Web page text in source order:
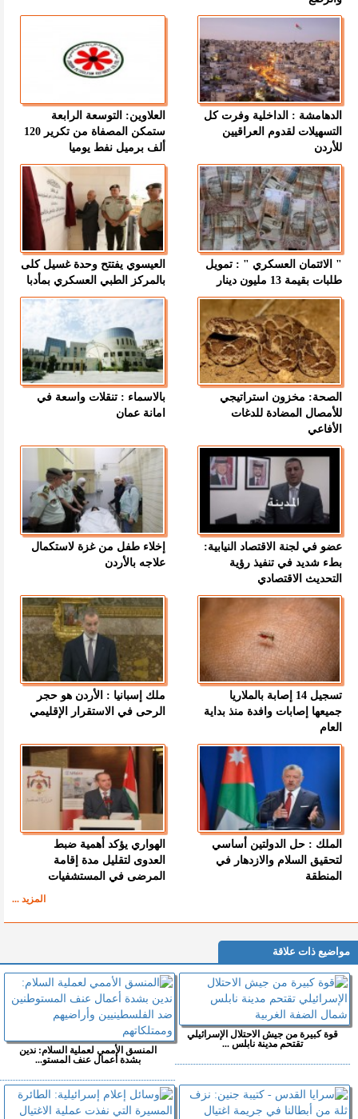
الدهامشة : الداخلية وفرت كل
التسهيلات لقدوم العراقيين
للأردن
العلاوين: التوسعة الرابعة
ستمكن المصفاة من تكرير 120
ألف برميل نفط يوميا
" الائتمان العسكري " : تمويل
طلبات بقيمة 13 مليون دينار
العيسوي يفتتح وحدة غسيل كلى
بالمركز الطبي العسكري بمأدبا
الصحة: مخزون استراتيجي
للأمصال المضادة للدغات
الأفاعي
بالاسماء : تنقلات واسعة في
امانة عمان
عضو في لجنة الاقتصاد النيابية:
بطء شديد في تنفيذ رؤية
التحديث الاقتصادي
إخلاء طفل من غزة لاستكمال
علاجه بالأردن
تسجيل 14 إصابة بالملاريا
جميعها إصابات وافدة منذ بداية
العام
ملك إسبانيا : الأردن هو حجر
الرحى في الاستقرار الإقليمي
الملك : حل الدولتين أساسي
لتحقيق السلام والازدهار في
المنطقة
الهواري يؤكد أهمية ضبط
العدوى لتقليل مدة إقامة
المرضى في المستشفيات
المزيد ...
مواضيع ذات علاقة
قوة كبيرة من جيش الاحتلال الإسرائيلي
تقتحم مدينة نابلس ...
المنسق الأممي لعملية السلام: ندين
بشدة أعمال عنف المستو...